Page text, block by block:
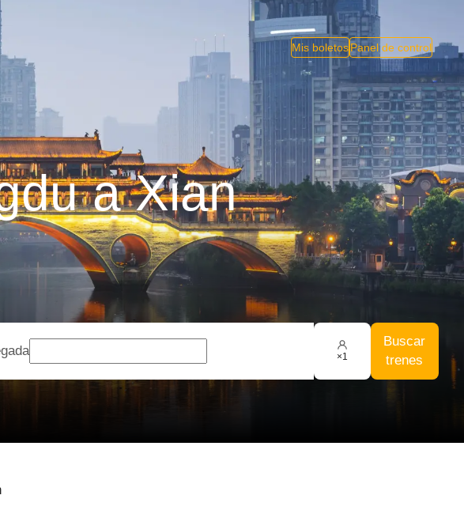
Mis boletosPanel de control
a Xian
×1
Buscar
trenes
en 1 reseña